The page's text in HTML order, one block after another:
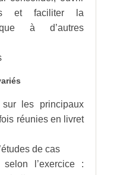
et faciliter la
à d’autres
sur les principaux
réunies en livret
de cas
selon l’exercice :